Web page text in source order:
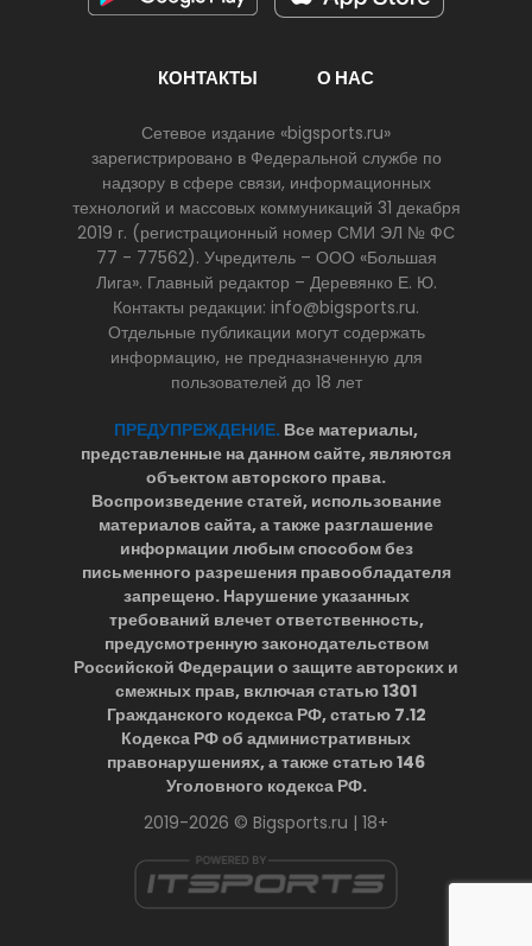
КОНТАКТЫ О НАС
Сетевое издание «bigsports.ru»
зарегистрировано в Федеральной службе по
надзору в сфере связи, информационных
технологий и массовых коммуникаций 31 декабря
2019 г. (регистрационный номер СМИ ЭЛ № ФС
77 - 77562). Учредитель – ООО «Большая
Лига». Главный редактор – Деревянко Е. Ю.
Контакты редакции: info@bigsports.ru.
Отдельные публикации могут содержать
информацию, не предназначенную для
пользователей до 18 лет
ПРЕДУПРЕЖДЕНИЕ. Все материалы,
представленные на данном сайте, являются
объектом авторского права.
Воспроизведение статей, использование
материалов сайта, а также разглашение
информации любым способом без
письменного разрешения правообладателя
запрещено. Нарушение указанных
требований влечет ответственность,
предусмотренную законодательством
Российской Федерации о защите авторских и
смежных прав, включая статью 1301
Гражданского кодекса РФ, статью 7.12
Кодекса РФ об административных
правонарушениях, а также статью 146
Уголовного кодекса РФ.
2019-2026 © Bigsports.ru | 18+